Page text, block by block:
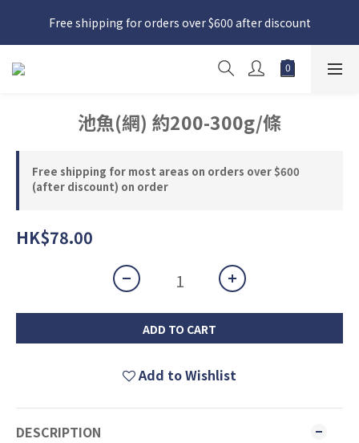
日本接近假期，貨源較不穩定；如想在 8 月 11 日至 8 月 15 日收
貨，請務必於 8 月 10 日前落單
Free shipping for orders over $600 after discount
日本接近假期，貨源較不穩定；如想在 8 月 11 日至 8 月 15 日收
貨，請務必於 8 月 10 日前落單
池魚(網) 約200-300g/條
Free shipping for most areas on orders over $600
(after discount) on order
HK$78.00
ADD TO CART
Add to Wishlist
DESCRIPTION